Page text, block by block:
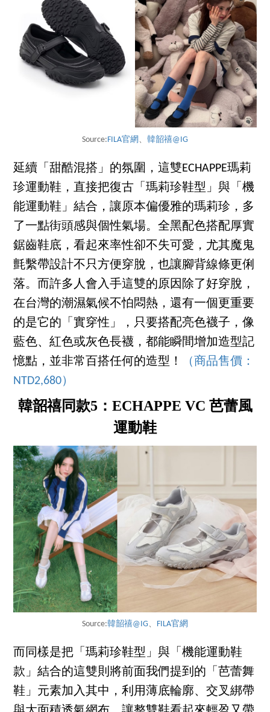
Source:FILA官網 、 韓韶禧@IG
延續「甜酷混搭」的氛圍，這雙ECHAPPE瑪莉
珍運動鞋，直接把復古「瑪莉珍鞋型」與「機
能運動鞋」結合，讓原本偏優雅的瑪莉珍，多
了一點街頭感與個性氣場。全黑配色搭配厚實
鋸齒鞋底，看起來率性卻不失可愛，尤其魔鬼
氈繫帶設計不只方便穿脫，也讓腳背線條更俐
落。而許多人會入手這雙的原因除了好穿脫，
在台灣的潮濕氣候不怕悶熱，還有一個更重要
的是它的「實穿性」，只要搭配亮色襪子，像
藍色、紅色或灰色長襪，都能瞬間增加造型記
憶點，並非常百搭任何的造型！
（商品售價：
NTD2,680）
韓韶禧同款5：ECHAPPE VC 芭蕾風
運動鞋
Source:韓韶禧@IG、 FILA官網
而同樣是把「瑪莉珍鞋型」與「機能運動鞋
款」結合的這雙則將前面我們提到的「芭蕾舞
鞋」元素加入其中，利用薄底輪廓、交叉綁帶